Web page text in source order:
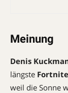
Meinung
Denis
längste Fortnite
weil die Sonne